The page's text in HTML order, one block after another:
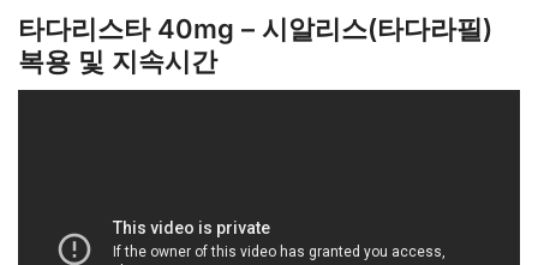
타다리스타 40mg – 시알리스(타다라필)
복용 및 지속시간